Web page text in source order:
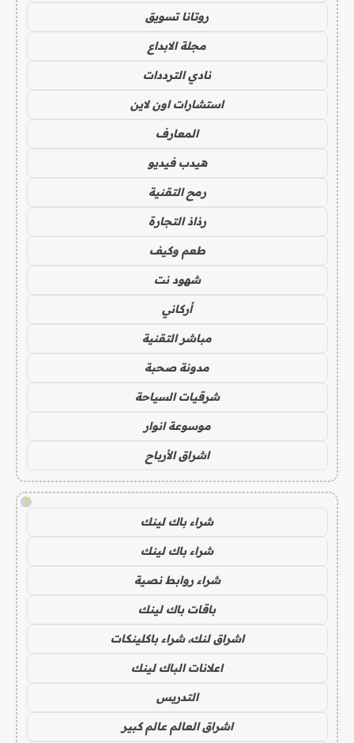
روتانا تسويق
مجلة الابداع
نادي الترددات
استشارات اون لاين
المعارف
هيدب فيديو
رمح التقنية
رذاذ التجارة
طعم وكيف
شهود نت
أركاني
مباشر التقنية
مدونة صحبة
شرقيات السياحة
موسوعة انوار
اشراق الأرباح
!
شراء باك لينك
شراء باك لينك
شراء روابط نصية
باقات باك لينك
اشراق لنك، شراء باكلينكات
اعلانات الباك لينك
التدريس
اشراق العالم عالم كبير